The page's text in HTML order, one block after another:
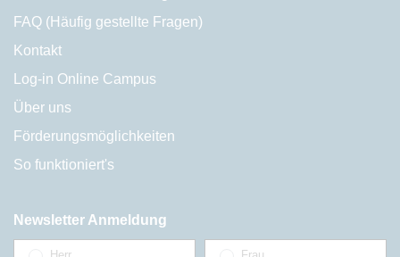
FAQ (Häufig gestellte Fragen)
Kontakt
Log-in Online Campus
Über uns
Förderungsmöglichkeiten
So funktioniert's
Newsletter Anmeldung